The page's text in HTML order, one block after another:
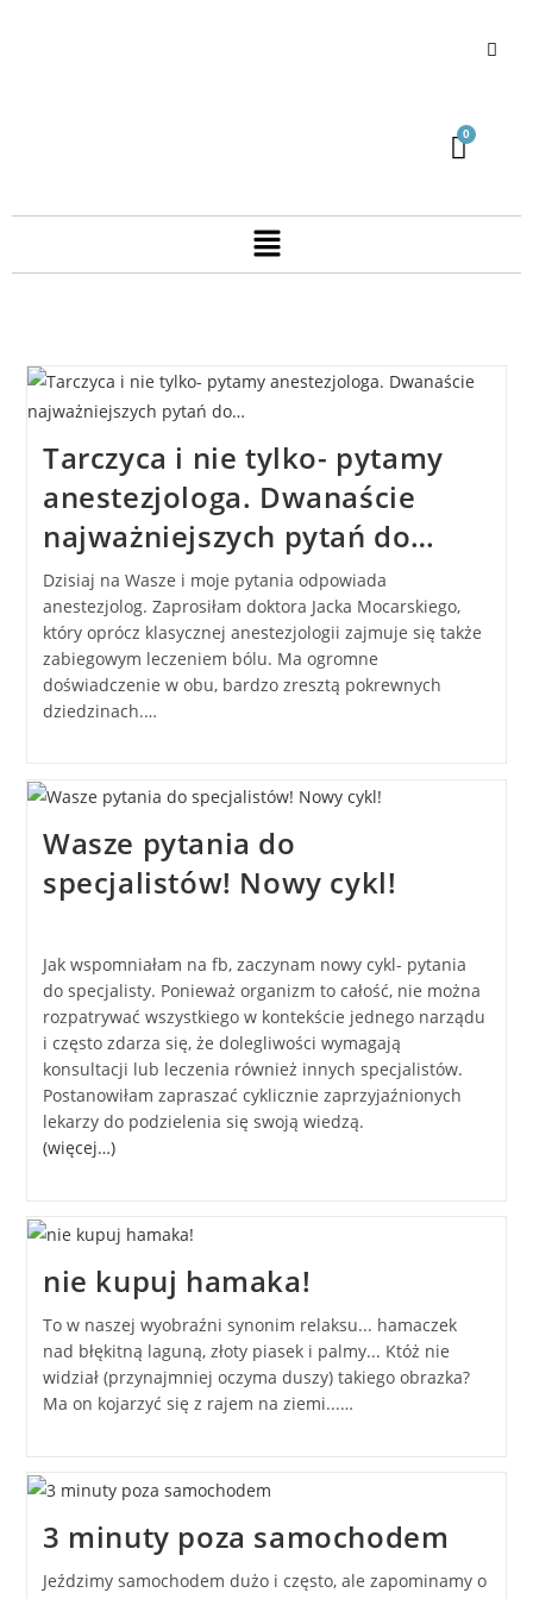
Tarczyca i nie tylko- pytamy
anestezjologa. Dwanaście
najważniejszych pytań do…
Dzisiaj na Wasze i moje pytania odpowiada
anestezjolog. Zaprosiłam doktora Jacka Mocarskiego,
który oprócz klasycznej anestezjologii zajmuje się także
zabiegowym leczeniem bólu. Ma ogromne
doświadczenie w obu, bardzo zresztą pokrewnych
dziedzinach.…
Wasze pytania do
specjalistów! Nowy cykl!
Jak wspomniałam na fb, zaczynam nowy cykl- pytania
do specjalisty. Ponieważ organizm to całość, nie można
rozpatrywać wszystkiego w kontekście jednego narządu
i często zdarza się, że dolegliwości wymagają
konsultacji lub leczenia również innych specjalistów.
Postanowiłam zapraszać cyklicznie zaprzyjaźnionych
lekarzy do podzielenia się swoją wiedzą.
(więcej…)
nie kupuj hamaka!
To w naszej wyobraźni synonim relaksu... hamaczek
nad błękitną laguną, złoty piasek i palmy... Któż nie
widział (przynajmniej oczyma duszy) takiego obrazka?
Ma on kojarzyć się z rajem na ziemi...…
3 minuty poza samochodem
Jeździmy samochodem dużo i często, ale zapominamy o